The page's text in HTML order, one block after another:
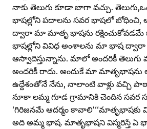
నాకు తెలుగు కూడా బాగా వచ్చు.
భాషల్లోని పదాలను సవర భాషలో బోధించి,
ద్వారా మా మాతృ భాషను రక్షించుకోవడమే
భాషల్లోని వివిధ అంశాలను మా భాష ద్వారా
ఆస్వాదిస్తున్నాను. మాలో అందరికీ తెలుగు
అందరికీ రాదు. అందుకే మా మాతృభాషను
ఉద్దేశంతోనే నేను, నాలాంటి వాళ్లు వచ్చి
నూకా లమ్మ గూడ గ్రామానికి చెందిన సవర
‘గిరిజనమే ఆదర్మం కావాలి’‘‘మాతృభాషకు
అది అమ్మ భాష. మాతృభాషని విస్మరిస్తే ఏ